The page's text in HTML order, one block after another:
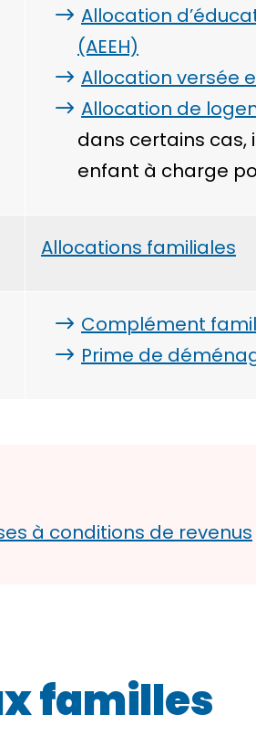
Allocation
(AEEH)
Allocation versée
Allocation de
dans certains cas,
enfant à charge
Allocations familiales
Complément
Prime de
à conditions de revenus
familles